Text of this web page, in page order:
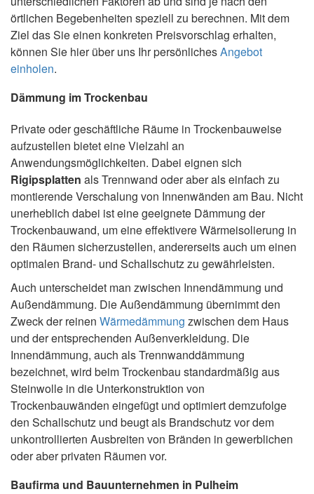
örtlichen Begebenheiten speziell zu berechnen. Mit dem
Ziel das Sie einen konkreten Preisvorschlag erhalten,
können Sie hier über uns Ihr persönlichesAngebot
einholen.
Dämmung im Trockenbau
Private oder geschäftliche Räume in Trockenbauweise
aufzustellen bietet eine Vielzahl an
Anwendungsmöglichkeiten. Dabei eignen sich
Rigipsplatten als Trennwand oder aber als einfach zu
montierende Verschalung von Innenwänden am Bau. Nicht
unerheblich dabei ist eine geeignete Dämmung der
Trockenbauwand, um eine effektivere Wärmeisolierung in
den Räumen sicherzustellen, andererseits auch um einen
optimalen Brand- und Schallschutz zu gewährleisten.
Auch unterscheidet man zwischen Innendämmung und
Außendämmung. Die Außendämmung übernimmt den
Zweck der reinen Wärmedämmung zwischen dem Haus
und der entsprechenden Außenverkleidung. Die
Innendämmung, auch als Trennwanddämmung
bezeichnet, wird beim Trockenbau standardmäßig aus
Steinwolle in die Unterkonstruktion von
Trockenbauwänden eingefügt und optimiert demzufolge
den Schallschutz und beugt als Brandschutz vor dem
unkontrollierten Ausbreiten von Bränden in gewerblichen
oder aber privaten Räumen vor.
Baufirma und Bauunternehmen in Pulheim